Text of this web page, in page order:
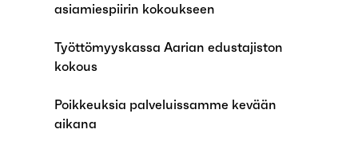
asiamiespiirin kokoukseen
Työttömyyskassa Aarian edustajiston
kokous
Poikkeuksia palveluissamme kevään
aikana